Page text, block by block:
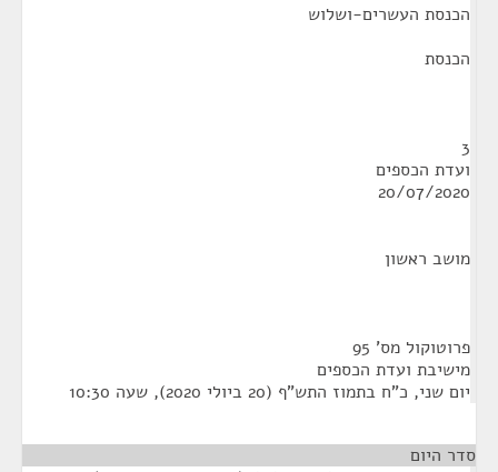
הכנסת העשרים-ושלוש
הכנסת
3
ועדת הכספים
20/07/2020
מושב ראשון
פרוטוקול מס' 95
מישיבת ועדת הכספים
יום שני, כ"ח בתמוז התש"ף (20 ביולי 2020), שעה 10:30
סדר היום